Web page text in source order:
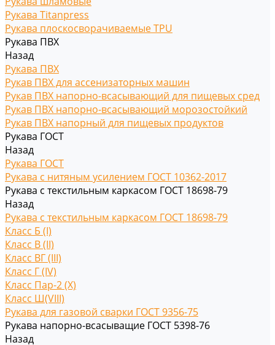
Рукава Titanpress
Рукава плоскосворачиваемые TPU
Рукава ПВХ
Назад
Рукава ПВХ
Рукав ПВХ для ассенизаторных машин
Рукав ПВХ напорно-всасывающий для пищевых сред
Рукав ПВХ напорно-всасывающий морозостойкий
Рукав ПВХ напорный для пищевых продуктов
Рукава ГОСТ
Назад
Рукава ГОСТ
Рукава с нитяным усилением ГОСТ 10362-2017
Рукава с текстильным каркасом ГОСТ 18698-79
Назад
Рукава с текстильным каркасом ГОСТ 18698-79
Класс Б (I)
Класс В (II)
Класс ВГ (III)
Класс Г (IV)
Класс Пар-2 (X)
Класс Ш(VIII)
Рукава для газовой сварки ГОСТ 9356-75
Рукава напорно-всасыващие ГОСТ 5398-76
Назад